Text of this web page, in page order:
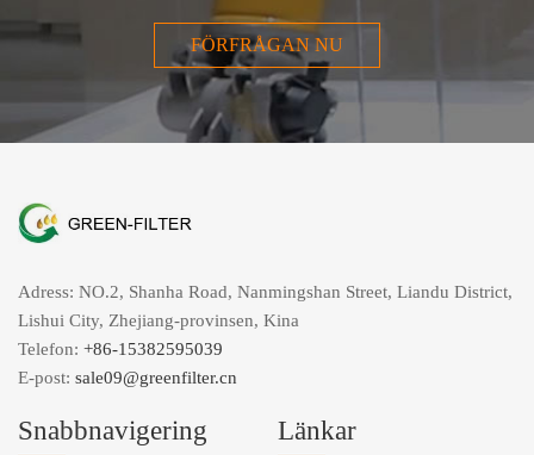
FÖRFRÅGAN NU
Adress: NO.2, Shanha Road, Nanmingshan Street, Liandu District,
Lishui City, Zhejiang-provinsen, Kina
Telefon: +86-15382595039
E-post: sale09@greenfilter.cn
Snabbnavigering Länkar